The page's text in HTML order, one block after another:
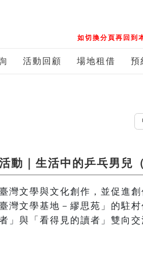
如切換分頁再回到
活動回顧 場地租借 預
動｜生活中的乒乓男兒
灣文學與文化創作，並促進
灣文學基地－繆思苑」的駐
」與「看得見的讀者」雙向交